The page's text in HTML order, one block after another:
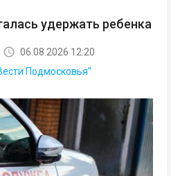
удержать ребенка
06.08.2026 12:20
Подмосковья"